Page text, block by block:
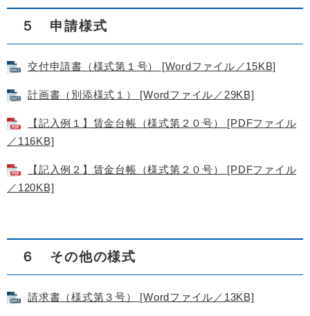
５ 申請様式
交付申請書（様式第１号） [Wordファイル／15KB]
計画書（別添様式１） [Wordファイル／29KB]
【記入例１】賃金台帳（様式第２０号） [PDFファイル
／116KB]
【記入例２】賃金台帳（様式第２０号） [PDFファイル
／120KB]
６ その他の様式
請求書（様式第３号） [Wordファイル／13KB]